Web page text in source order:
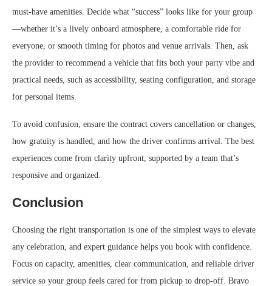
must-have amenities. Decide what “success” looks like for your group
—whether it’s a lively onboard atmosphere, a comfortable ride for
everyone, or smooth timing for photos and venue arrivals. Then, ask
the provider to recommend a vehicle that fits both your party vibe and
practical needs, such as accessibility, seating configuration, and storage
for personal items.
To avoid confusion, ensure the contract covers cancellation or changes,
how gratuity is handled, and how the driver confirms arrival. The best
experiences come from clarity upfront, supported by a team that’s
responsive and organized.
Conclusion
Choosing the right transportation is one of the simplest ways to elevate
any celebration, and expert guidance helps you book with confidence.
Focus on capacity, amenities, clear communication, and reliable driver
service so your group feels cared for from pickup to drop-off. Bravo